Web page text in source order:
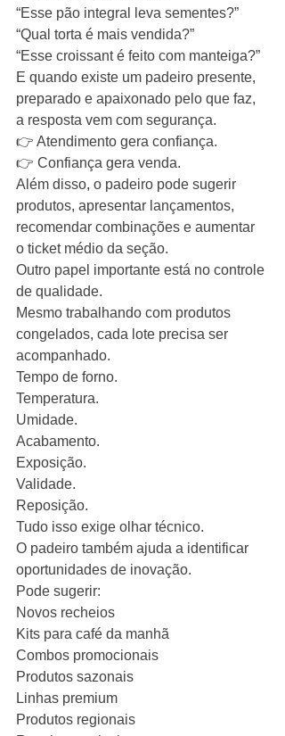
“Esse pão integral leva sementes?”
“Qual torta é mais vendida?”
“Esse croissant é feito com manteiga?”
E quando existe um padeiro presente,
preparado e apaixonado pelo que faz,
a resposta vem com segurança.
👉 Atendimento gera confiança.
👉 Confiança gera venda.
Além disso, o padeiro pode sugerir
produtos, apresentar lançamentos,
recomendar combinações e aumentar
o ticket médio da seção.
Outro papel importante está no controle
de qualidade.
Mesmo trabalhando com produtos
congelados, cada lote precisa ser
acompanhado.
Tempo de forno.
Temperatura.
Umidade.
Acabamento.
Exposição.
Validade.
Reposição.
Tudo isso exige olhar técnico.
O padeiro também ajuda a identificar
oportunidades de inovação.
Pode sugerir:
Novos recheios
Kits para café da manhã
Combos promocionais
Produtos sazonais
Linhas premium
Produtos regionais